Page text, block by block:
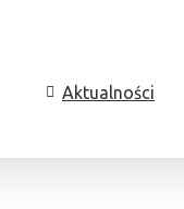
Aktualności